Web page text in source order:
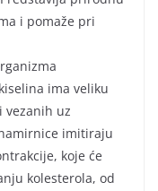
i pomaže pri
ima veliku
vezanih uz
imitiraju
koje će
kolesterola, od